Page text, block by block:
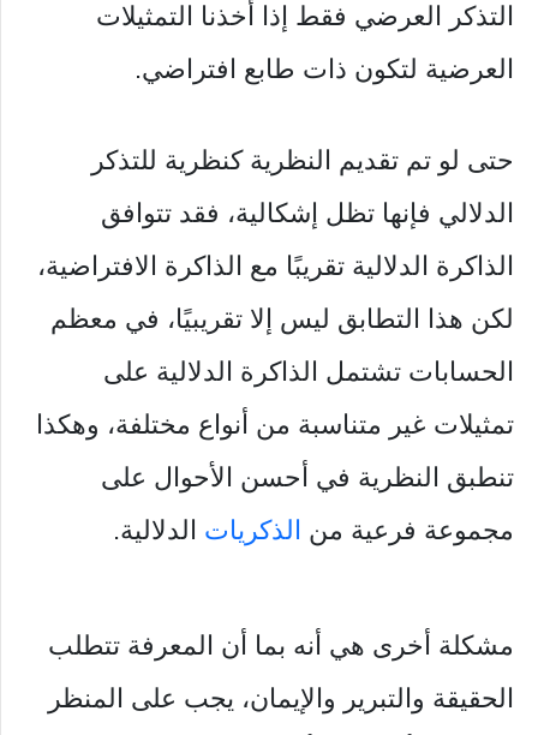
التذكر العرضي فقط إذا أخذنا التمثيلات
العرضية لتكون ذات طابع افتراضي.
حتى لو تم تقديم النظرية كنظرية للتذكر
الدلالي فإنها تظل إشكالية، فقد تتوافق
الذاكرة الدلالية تقريبًا مع الذاكرة الافتراضية،
لكن هذا التطابق ليس إلا تقريبيًا، في معظم
الحسابات تشتمل الذاكرة الدلالية على
تمثيلات غير متناسبة من أنواع مختلفة، وهكذا
تنطبق النظرية في أحسن الأحوال على
مجموعة فرعية من الذكريات الدلالية.
مشكلة أخرى هي أنه بما أن المعرفة تتطلب
الحقيقة والتبرير والإيمان، يجب على المنظر